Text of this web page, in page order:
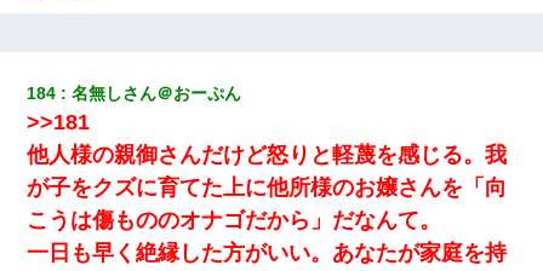
夫に癌の余命宣告。その闘病中に長女から信じられない言葉を受
けた
私「結婚やめるわ」 婚約者「え？なんでなんで？」 → 放置した
結果…｜生活｜ワロタあんてな
184 名無しさん＠おーぷん
>>181
他人様の親御さんだけど怒りと軽蔑を感じる。我
が子をクズに育てた上に他所様のお嬢さんを「向
こうは傷もののオナゴだから」だなんて。
一日も早く絶縁した方がいい。あなたが家庭を持